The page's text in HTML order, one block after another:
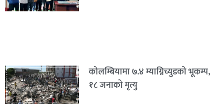
कोलम्बियामा ७.४ म्याग्निच्युडको भूकम्प,
१८ जनाको मृत्यु